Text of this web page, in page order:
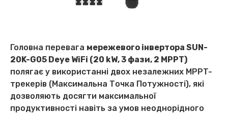
Головна перевага мережевого інвертора SUN-
20K-G05 Deye WiFi (20 kW, 3 фази, 2 MPPT)
полягає у використанні двох незалежних MPPT-
трекерів (Максимальна Точка Потужності), які
дозволяють досягти максимальної
продуктивності навіть за умов неоднорідного